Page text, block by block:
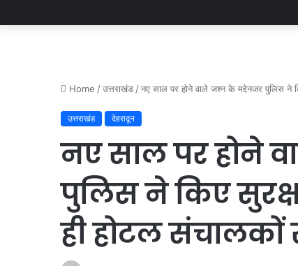
Home /उत्तराखंड /नए साल पर होने वाले जश्न के मद्देनजर पुलिस ने
उत्तराखंड देहरादून
नए साल पर होने
पुलिस ने किए
ही होटल